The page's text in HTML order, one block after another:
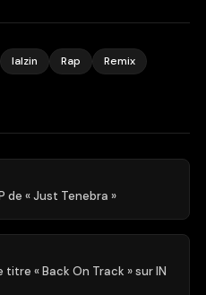
lalzin Rap
Remix
de « Just Tenebra »
« Back On Track » sur IN